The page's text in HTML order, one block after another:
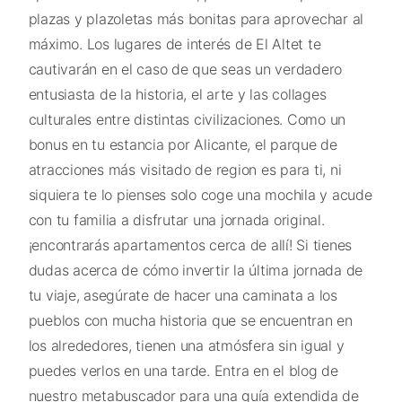
plazas y plazoletas más bonitas para aprovechar al
máximo. Los lugares de interés de El Altet te
cautivarán en el caso de que seas un verdadero
entusiasta de la historia, el arte y las collages
culturales entre distintas civilizaciones. Como un
bonus en tu estancia por Alicante, el parque de
atracciones más visitado de region es para ti, ni
siquiera te lo pienses solo coge una mochila y acude
con tu familia a disfrutar una jornada original.
¡encontrarás apartamentos cerca de allí! Si tienes
dudas acerca de cómo invertir la última jornada de
tu viaje, asegúrate de hacer una caminata a los
pueblos con mucha historia que se encuentran en
los alrededores, tienen una atmósfera sin igual y
puedes verlos en una tarde. Entra en el blog de
nuestro metabuscador para una guía extendida de